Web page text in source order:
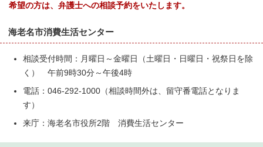
希望の方は、弁護士への相談予約をいたします。
海老名市消費生活センター
相談受付時間：月曜日～金曜日（土曜日・日曜日・祝祭日を除
く） 午前9時30分～午後4時
電話：046-292-1000（相談時間外は、留守番電話となりま
す）
来庁：海老名市役所2階 消費生活センター